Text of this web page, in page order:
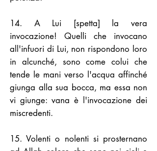
14. A Lui [spetta] la vera
invocazione! Quelli che invocano
all'infuori di Lui, non rispondono loro
in alcunché, sono come colui che
tende le mani verso l'acqua affinché
giunga alla sua bocca, ma essa non
vi giunge: vana è l'invocazione dei
miscredenti.
15. Volenti o nolenti si prosternano